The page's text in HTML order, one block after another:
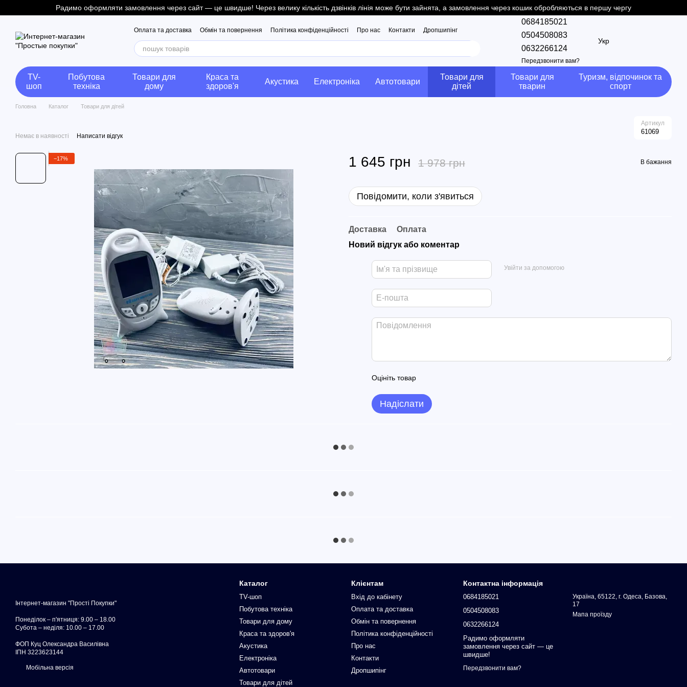
Перейти до основного контенту
Радимо оформляти замовлення через сайт — це швидше! Через велику кількість дзвінків лінія може бути зайнята, а замовлення через кошик обробляються в першу чергу
Оплата та доставка Обмін та повернення Політика конфіденційності Про нас Контакти Дропшипінг
0684185021
0504508083
0632266124
Передзвонити вам?
Укр
TV-
шоп
Побутова
техніка
Товари для
дому
Краса та
здоров'я
Акустика Електроніка Автотовари
Товари для
дітей
Товари для
тварин
Туризм, відпочинок та
спорт
Головна Каталог Товари для дітей
Артикул
61069
Немає в наявності Написати відгук
−17% 1 645 грн 1 978 грн В бажання
Повідомити, коли з'явиться
Доставка
Оплата
Новий відгук або коментар
Увійти за допомогою
Оцініть товар
Надіслати
Інтернет-магазин "Прості Покупки"
Понеділок – п'ятниця: 9.00 – 18.00
Субота – неділя: 10.00 – 17.00
ФОП Куц Олександра Василівна
ІПН 3223623144
Мобільна версія
Каталог
TV-шоп
Побутова техніка
Товари для дому
Краса та здоров'я
Акустика
Електроніка
Автотовари
Товари для дітей
Клієнтам
Вхід до кабінету
Оплата та доставка
Обмін та повернення
Політика конфіденційності
Про нас
Контакти
Дропшипінг
Контактна інформація
0684185021
0504508083
0632266124
Радимо оформляти
замовлення через сайт — це
швидше!
Передзвонити вам?
Україна, 65122, г. Одеса, Базова,
17
Мапа проїзду